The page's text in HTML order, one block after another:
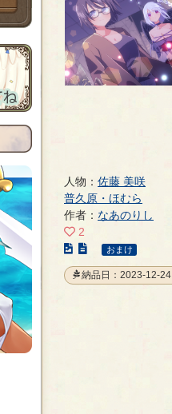
人物： 佐藤 美咲
普久原・ほむら
作者： なあのりし
2
こ
の
イ
おまけ
納品日：2023-12-24